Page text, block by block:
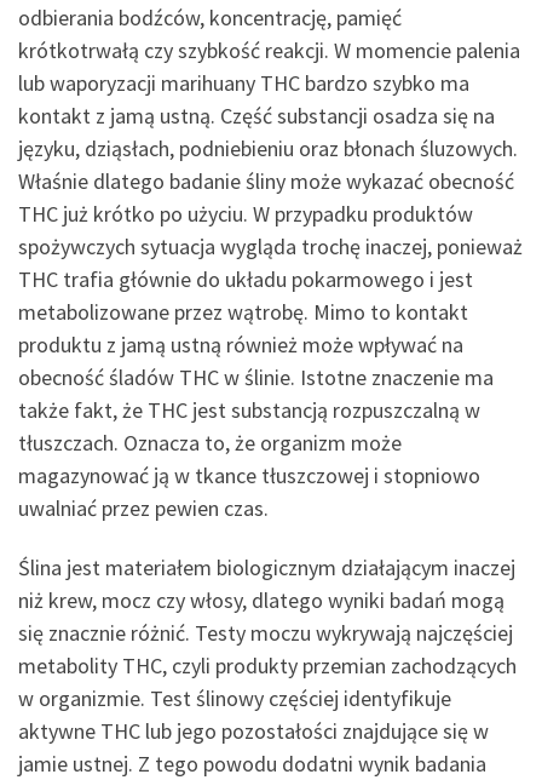
odbierania bodźców, koncentrację, pamięć
krótkotrwałą czy szybkość reakcji. W momencie palenia
lub waporyzacji marihuany THC bardzo szybko ma
kontakt z jamą ustną. Część substancji osadza się na
języku, dziąsłach, podniebieniu oraz błonach śluzowych.
Właśnie dlatego badanie śliny może wykazać obecność
THC już krótko po użyciu. W przypadku produktów
spożywczych sytuacja wygląda trochę inaczej, ponieważ
THC trafia głównie do układu pokarmowego i jest
metabolizowane przez wątrobę. Mimo to kontakt
produktu z jamą ustną również może wpływać na
obecność śladów THC w ślinie. Istotne znaczenie ma
także fakt, że THC jest substancją rozpuszczalną w
tłuszczach. Oznacza to, że organizm może
magazynować ją w tkance tłuszczowej i stopniowo
uwalniać przez pewien czas.
Ślina jest materiałem biologicznym działającym inaczej
niż krew, mocz czy włosy, dlatego wyniki badań mogą
się znacznie różnić. Testy moczu wykrywają najczęściej
metabolity THC, czyli produkty przemian zachodzących
w organizmie. Test ślinowy częściej identyfikuje
aktywne THC lub jego pozostałości znajdujące się w
jamie ustnej. Z tego powodu dodatni wynik badania